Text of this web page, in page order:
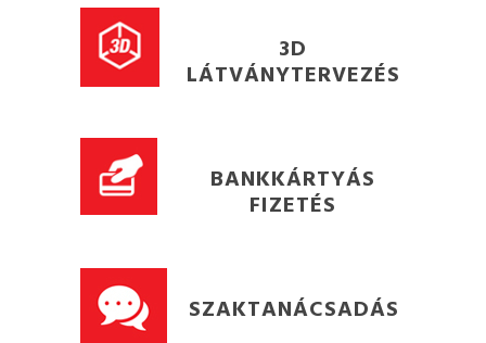
3D
LÁTVÁNYTERVEZÉS
BANKKÁRTYÁS
FIZETÉS
SZAKTANÁCSADÁS